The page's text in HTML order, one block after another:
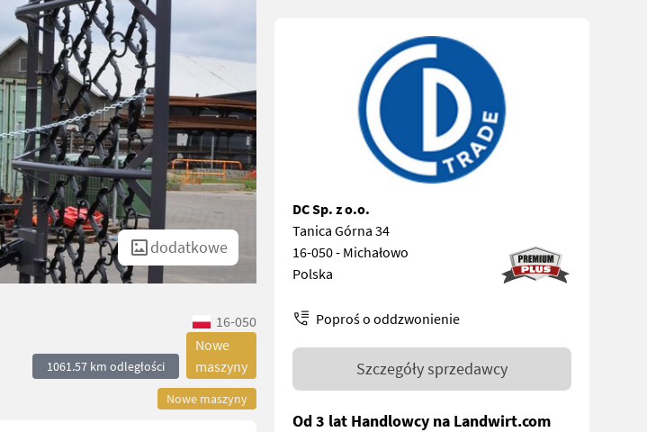
dodatkowe
16-050
1061.57 km odległości
Nowe
maszyny
Nowe maszyny
DC Sp. z o.o.
Tanica Górna 34
16-050 - Michałowo
Polska
Poproś o oddzwonienie
Szczegóły sprzedawcy
Od 3 lat Handlowcy na Landwirt.com